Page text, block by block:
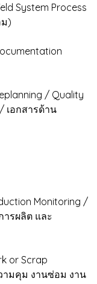
Process
)
/ Quality
เอกสารด้าน
Monitoring /
ารผลิต และ
Scrap
ามคุม งานซ่อม งาน